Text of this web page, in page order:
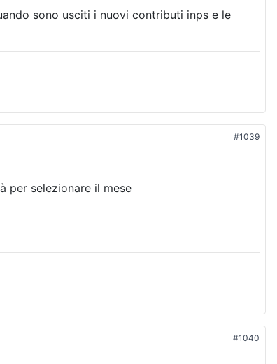
sono usciti i nuovi contributi inps e le
#1039
per selezionare il mese
#1040